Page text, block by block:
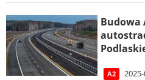
Budowa
A2